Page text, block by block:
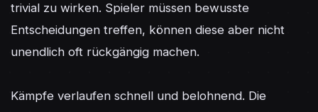
trivial zu wirken. Spieler müssen bewusste
Entscheidungen treffen, können diese aber nicht
unendlich oft rückgängig machen.
Kämpfe verlaufen schnell und belohnend. Die